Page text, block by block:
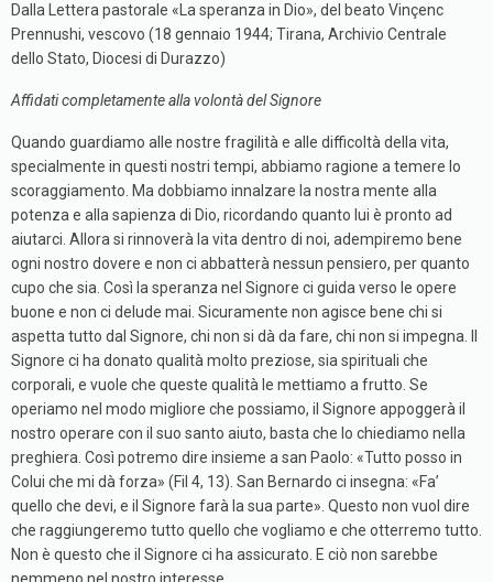
Dalla Lettera pastorale «La speranza in Dio», del beato Vinçenc
Prennushi, vescovo (18 gennaio 1944; Tirana, Archivio Centrale
dello Stato, Diocesi di Durazzo)
Affidati completamente alla volontà del Signore
Quando guardiamo alle nostre fragilità e alle difficoltà della vita,
specialmente in questi nostri tempi, abbiamo ragione a temere lo
scoraggiamento. Ma dobbiamo innalzare la nostra mente alla
potenza e alla sapienza di Dio, ricordando quanto lui è pronto ad
aiutarci. Allora si rinnoverà la vita dentro di noi, adempiremo bene
ogni nostro dovere e non ci abbatterà nessun pensiero, per quanto
cupo che sia. Così la speranza nel Signore ci guida verso le opere
buone e non ci delude mai. Sicuramente non agisce bene chi si
aspetta tutto dal Signore, chi non si dà da fare, chi non si impegna. Il
Signore ci ha donato qualità molto preziose, sia spirituali che
corporali, e vuole che queste qualità le mettiamo a frutto. Se
operiamo nel modo migliore che possiamo, il Signore appoggerà il
nostro operare con il suo santo aiuto, basta che lo chiediamo nella
preghiera. Così potremo dire insieme a san Paolo: «Tutto posso in
Colui che mi dà forza» (Fil 4, 13). San Bernardo ci insegna: «Fa’
quello che devi, e il Signore farà la sua parte». Questo non vuol dire
che raggiungeremo tutto quello che vogliamo e che otterremo tutto.
Non è questo che il Signore ci ha assicurato. E ciò non sarebbe